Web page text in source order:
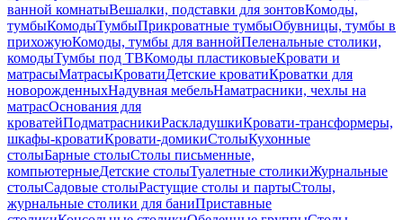
ванной комнатыВешалки, подставки для зонтовКомоды,
тумбыКомодыТумбыПрикроватные тумбыОбувницы, тумбы в
прихожуюКомоды, тумбы для ваннойПеленальные столики,
комодыТумбы под ТВКомоды пластиковыеКровати и
матрасыМатрасыКроватиДетские кроватиКроватки для
новорожденныхНадувная мебельНаматрасники, чехлы на
матрасОснования для
кроватейПодматрасникиРаскладушкиКровати-трансформеры,
шкафы-кроватиКровати-домикиСтолыКухонные
столыБарные столыСтолы письменные,
компьютерныеДетские столыТуалетные столикиЖурнальные
столыСадовые столыРастущие столы и партыСтолы,
журнальные столики для баниПриставные